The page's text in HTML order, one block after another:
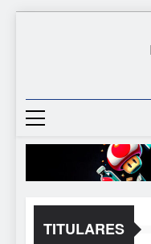
TITULARES